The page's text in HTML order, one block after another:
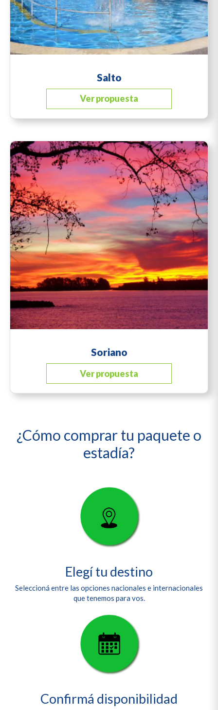
Salto
Ver propuesta
Soriano
Ver propuesta
¿Cómo comprar tu paquete o
estadía?
Elegí tu destino
Seleccioná entre las opciones nacionales e internacionales
que tenemos para vos.
Confirmá disponibilidad